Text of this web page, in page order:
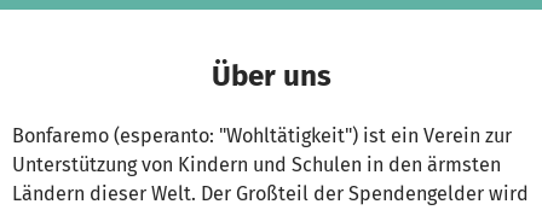
Über uns
Bonfaremo (esperanto: "Wohltätigkeit") ist ein Verein zur
Unterstützung von Kindern und Schulen in den ärmsten
Ländern dieser Welt. Der Großteil der Spendengelder wird